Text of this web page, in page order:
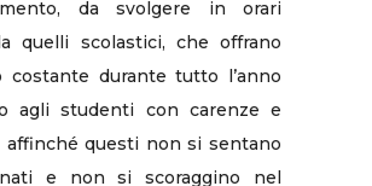
da svolgere in orari
quelli scolastici, che offrano
costante durante tutto l’anno
agli studenti con carenze e
affinché questi non si sentano
e non si scoraggino nel